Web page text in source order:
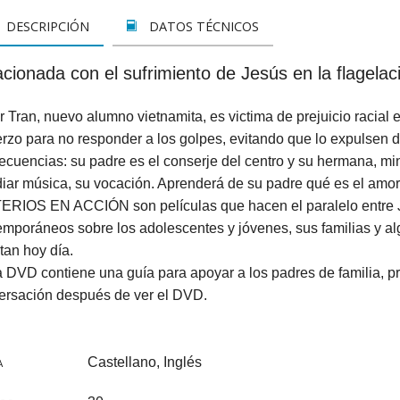
DOCUMENTALES
JUVENIL
SAN JOSEMARÍA
EDUCACIÓN Y FAMILIA
PAPA FRANCISCO
VARIOS
INFANTIL Y JUVENIL
REZAR...
ESPIRITUALIDAD Y DOCTRINA
AÑO DE LA FE
EDUCACIÓN Y FAMILIA
JUVENIL
SAN JOSEMARÍA
CATÓLICOS
SUSCRIPCION DIGITAL
DESCRIPCIÓN DATOS TÉCNICOS
con el sufrimiento de Jesús en la
Tran, nuevo alumno vietnamita, es victima de prejuicio racial
para no responder a los golpes, evitando que lo expulsen
su padre es el conserje del centro y su hermana,
música, su vocación. Aprenderá de su padre qué es el
EN ACCIÓN son películas que hacen el paralelo
sobre los adolescentes y jóvenes, sus familias y
hoy día.
DVD contiene una guía para apoyar a los padres de familia,
después de ver el DVD.
Castellano, Inglés